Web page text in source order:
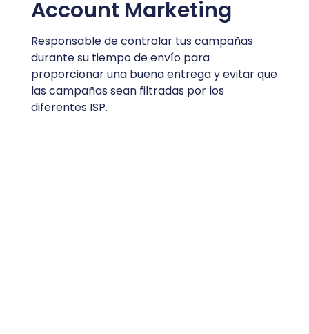
Account Marketing
Responsable de controlar tus campañas
durante su tiempo de envío para
proporcionar una buena entrega y evitar que
las campañas sean filtradas por los
diferentes ISP.